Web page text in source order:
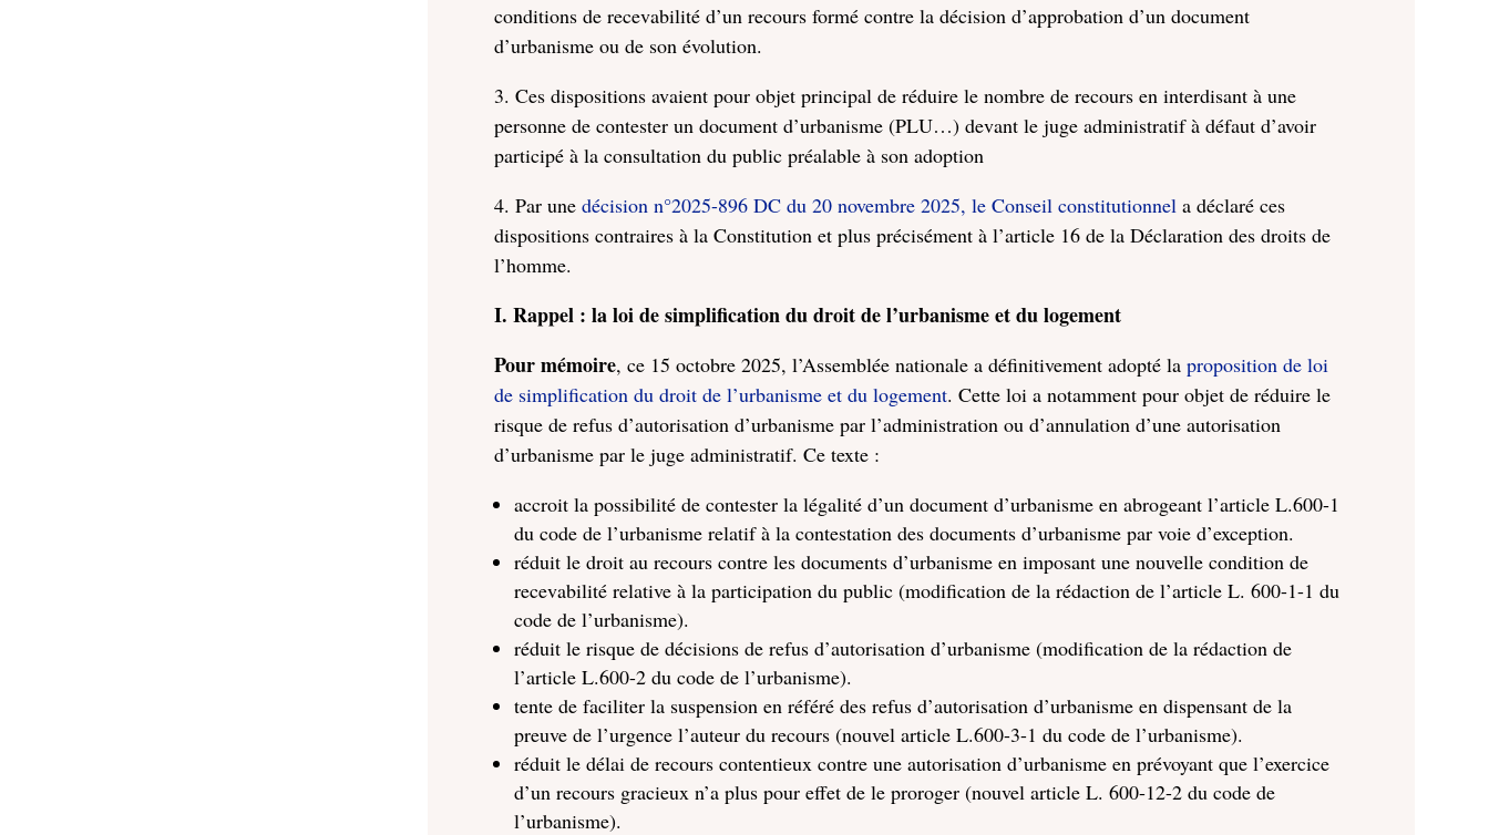
conditions de recevabilité d’un recours formé contre la décision d’approbation d’un document
d’urbanisme ou de son évolution.
3. Ces dispositions avaient pour objet principal de réduire le nombre de recours en interdisant à une
personne de contester un document d’urbanisme (PLU…) devant le juge administratif à défaut d’avoir
participé à la consultation du public préalable à son adoption
4. Par unedécision n°2025-896 DC du 20 novembre 2025, le Conseil constitutionnel a déclaré ces
dispositions contraires à la Constitution et plus précisément à l’article 16 de la Déclaration des droits de
l’homme.
I. Rappel : la loi de simplification du droit de l’urbanisme et du logement
Pour mémoire, ce 15 octobre 2025, l’Assemblée nationale a définitivement adopté laproposition de loi
de simplification du droit de l’urbanisme et du logement. Cette loi a notamment pour objet de réduire le
risque de refus d’autorisation d’urbanisme par l’administration ou d’annulation d’une autorisation
d’urbanisme par le juge administratif. Ce texte :
accroit la possibilité de contester la légalité d’un document d’urbanisme en abrogeant l’article L.600-1
du code de l’urbanisme relatif à la contestation des documents d’urbanisme par voie d’exception.
réduit le droit au recours contre les documents d’urbanisme en imposant une nouvelle condition de
recevabilité relative à la participation du public (modification de la rédaction de l’article L. 600-1-1 du
code de l’urbanisme).
réduit le risque de décisions de refus d’autorisation d’urbanisme (modification de la rédaction de
l’article L.600-2 du code de l’urbanisme).
tente de faciliter la suspension en référé des refus d’autorisation d’urbanisme en dispensant de la
preuve de l’urgence l’auteur du recours (nouvel article L.600-3-1 du code de l’urbanisme).
réduit le délai de recours contentieux contre une autorisation d’urbanisme en prévoyant que l’exercice
d’un recours gracieux n’a plus pour effet de le proroger (nouvel article L. 600-12-2 du code de
l’urbanisme).